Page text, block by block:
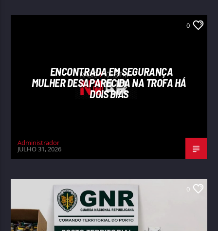
0
ENCONTRADA EM SEGURANÇA
MULHER DESAPARECIDA NA TROFA HÁ
DOIS DIAS
Administrador
JULHO 31, 2026
0